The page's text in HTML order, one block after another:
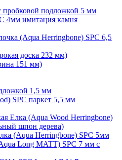
пробковой подложкой 5 мм
4мм имитация камня
(Aqua Herringbone) SPC 6,5
доска 232 мм)
151 мм)
1,5 мм
SPC паркет 5,5 мм
Елка (Aqua Wood Herringbone)
шпон дерева)
(Aqua Herringbone) SPC 5мм
Long MATT) SPC 7 мм с